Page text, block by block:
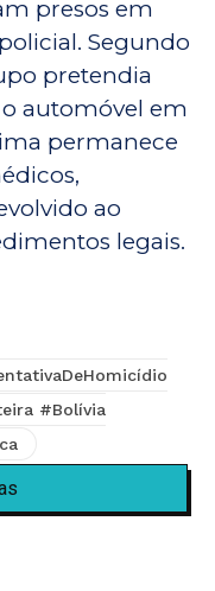
presos em
Segundo
pretendia
automóvel em
permanece
ao
legais.
#Bolívia